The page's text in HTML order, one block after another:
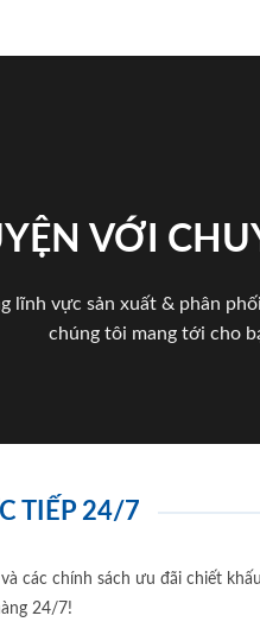
VỚI
lĩnh vực sản xuất & phân
chúng tôi mang tới cho
TIẾP 24/7
các chính sách ưu đãi chiết khấu
24/7!